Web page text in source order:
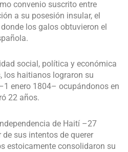
convenio suscrito entre
a su posesión insular, el
los galos obtuvieron el
social, política y económica
los haitianos lograron su
enero 1804– ocupándonos en
22 años.
de Haití –27
sus intentos de querer
estoicamente consolidaron su